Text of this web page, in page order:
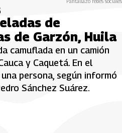
de
de Garzón, Huila
camuflada en un camión
y Caquetá. En el
persona, según informó
Sánchez Suárez.